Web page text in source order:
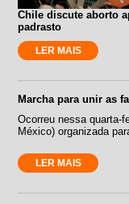
Chile discute aborto
padrasto
LER MAIS
Marcha para unir as
Ocorreu nessa quarta-
México) organizada
LER MAIS